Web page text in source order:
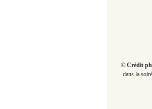
© Crédit
dans la